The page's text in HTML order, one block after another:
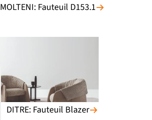
MOLTENI: Fauteuil D153.1
DITRE: Fauteuil Blazer